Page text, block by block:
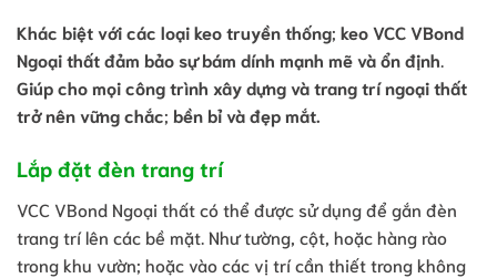
Khác biệt với các loại keo truyền thống; keo VCC VBond
Ngoại thất đảm bảo sự bám dính mạnh mẽ và ổn định
Giúp cho mọi công trình xây dựng và trang trí ngoại thất
trở nên vững chắc; bền bỉ và đẹp mắt.
Lắp đặt đèn trang trí
VCC VBond Ngoại thất có thể được sử dụng để gắn đèn
trang trí lên các bề mặt. Như tường, cột, hoặc hàng rào
trong khu vườn; hoặc vào các vị trí cần thiết trong không